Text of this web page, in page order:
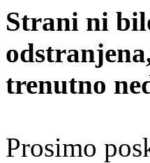
Strani ni
trenutno
Prosimo